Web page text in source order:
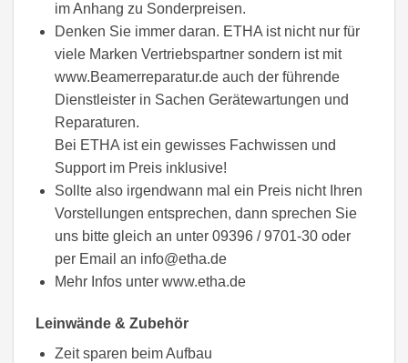
im Anhang zu Sonderpreisen.
Denken Sie immer daran. ETHA ist nicht nur für
viele Marken Vertriebspartner sondern ist mit
www.Beamerreparatur.de auch der führende
Dienstleister in Sachen Gerätewartungen und
Reparaturen.
Bei ETHA ist ein gewisses Fachwissen und
Support im Preis inklusive!
Sollte also irgendwann mal ein Preis nicht Ihren
Vorstellungen entsprechen, dann sprechen Sie
uns bitte gleich an unter 09396 / 9701-30 oder
per Email an info@etha.de
Mehr Infos unter www.etha.de
Leinwände & Zubehör
Zeit sparen beim Aufbau